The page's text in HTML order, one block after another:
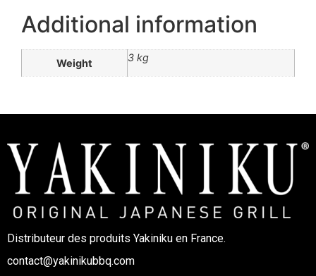
Additional information
Weight 3 kg
Distributeur des produits Yakiniku en France.
contact@yakinikubbq.com